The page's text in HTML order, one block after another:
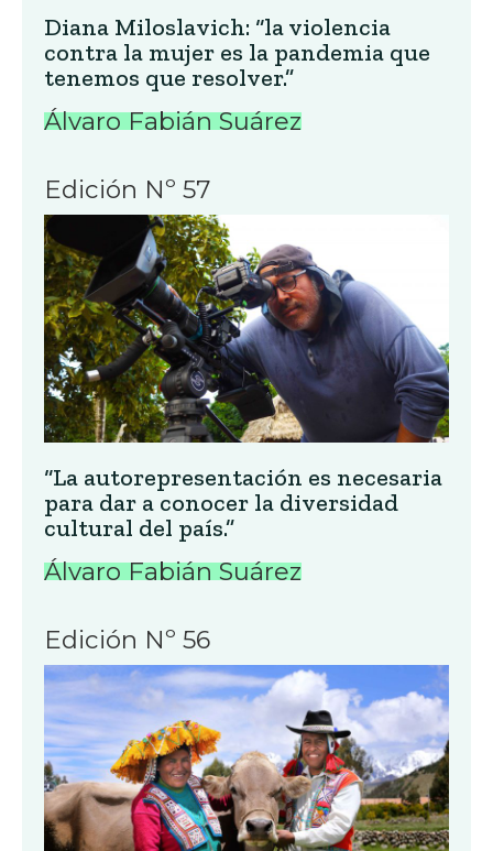
Diana Miloslavich: “la violencia
contra la mujer es la pandemia que
tenemos que resolver.”
Álvaro Fabián Suárez
Edición Nº 57
“La autorepresentación es necesaria
para dar a conocer la diversidad
cultural del país.”
Álvaro Fabián Suárez
Edición Nº 56